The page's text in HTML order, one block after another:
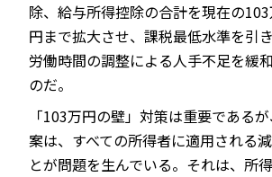
除、給与所得控除の合計を現在の
円まで拡大させ、課税最低水準を引
労働時間の調整による人手不足を緩
のだ。
「103万円の壁」対策は重要である
案は、すべての所得者に適用される
とが問題を生んでいる。それは、所